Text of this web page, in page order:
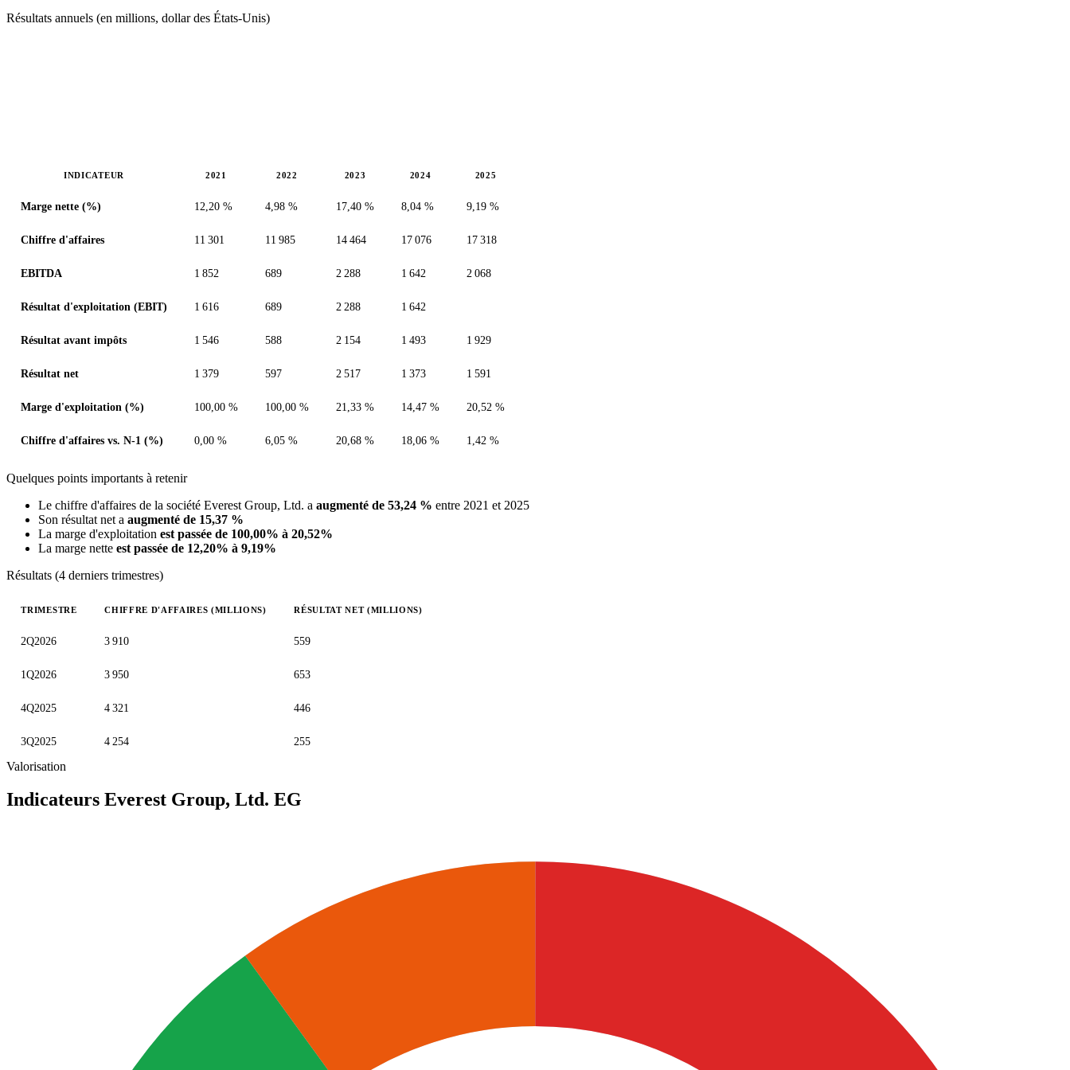
Résultats annuels (en millions, dollar des États-Unis)
INDICATEUR 2021 2022 2023 2024 2025
Marge nette (%) 12,20 % 4,98 % 17,40 % 8,04 % 9,19 %
Chiffre d'affaires 11 301 11 985 14 464 17 076 17 318
EBITDA 1 852 689 2 288 1 642 2 068
Résultat d'exploitation (EBIT) 1 616 689 2 288 1 642
Résultat avant impôts 1 546 588 2 154 1 493 1 929
Résultat net 1 379 597 2 517 1 373 1 591
Marge d'exploitation (%) 100,00 % 100,00 % 21,33 % 14,47 % 20,52 %
Chiffre d'affaires vs. N-1 (%) 0,00 % 6,05 % 20,68 % 18,06 % 1,42 %
Quelques points importants à retenir
Le chiffre d'affaires de la société Everest Group, Ltd. a augmenté de 53,24 % entre 2021 et 2025
Son résultat net a augmenté de 15,37 %
La marge d'exploitation est passée de 100,00% à 20,52%
La marge nette est passée de 12,20% à 9,19%
Résultats (4 derniers trimestres)
TRIMESTRE CHIFFRE D'AFFAIRES (MILLIONS) RÉSULTAT NET (MILLIONS)
2Q2026 3 910 559
1Q2026 3 950 653
4Q2025 4 321 446
3Q2025 4 254 255
Valorisation
Indicateurs Everest Group, Ltd. EG